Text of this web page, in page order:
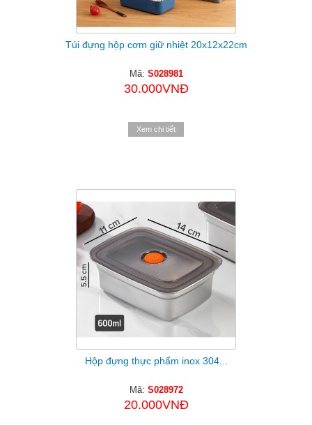
Túi đựng hộp cơm giữ nhiệt 20x12x22cm
Mã: S028981
30.000VNĐ
Xem chi tiết
Hộp đựng thực phẩm inox 304...
Mã: S028972
20.000VNĐ